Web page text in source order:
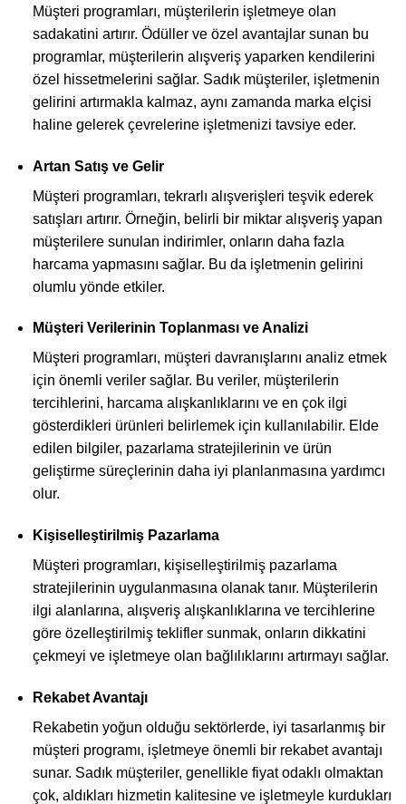
Müşteri programları, müşterilerin işletmeye olan
sadakatini artırır. Ödüller ve özel avantajlar sunan bu
programlar, müşterilerin alışveriş yaparken kendilerini
özel hissetmelerini sağlar. Sadık müşteriler, işletmenin
gelirini artırmakla kalmaz, aynı zamanda marka elçisi
haline gelerek çevrelerine işletmenizi tavsiye eder.
Artan Satış ve Gelir
Müşteri programları, tekrarlı alışverişleri teşvik ederek
satışları artırır. Örneğin, belirli bir miktar alışveriş yapan
müşterilere sunulan indirimler, onların daha fazla
harcama yapmasını sağlar. Bu da işletmenin gelirini
olumlu yönde etkiler.
Müşteri Verilerinin Toplanması ve Analizi
Müşteri programları, müşteri davranışlarını analiz etmek
için önemli veriler sağlar. Bu veriler, müşterilerin
tercihlerini, harcama alışkanlıklarını ve en çok ilgi
gösterdikleri ürünleri belirlemek için kullanılabilir. Elde
edilen bilgiler, pazarlama stratejilerinin ve ürün
geliştirme süreçlerinin daha iyi planlanmasına yardımcı
olur.
Kişiselleştirilmiş Pazarlama
Müşteri programları, kişiselleştirilmiş pazarlama
stratejilerinin uygulanmasına olanak tanır. Müşterilerin
ilgi alanlarına, alışveriş alışkanlıklarına ve tercihlerine
göre özelleştirilmiş teklifler sunmak, onların dikkatini
çekmeyi ve işletmeye olan bağlılıklarını artırmayı sağlar.
Rekabet Avantajı
Rekabetin yoğun olduğu sektörlerde, iyi tasarlanmış bir
müşteri programı, işletmeye önemli bir rekabet avantajı
sunar. Sadık müşteriler, genellikle fiyat odaklı olmaktan
çok, aldıkları hizmetin kalitesine ve işletmeyle kurdukları